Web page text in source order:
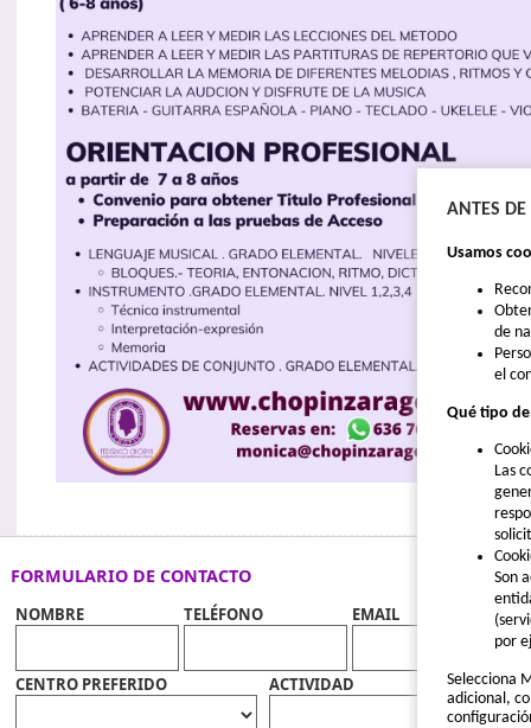
FORMULARIO DE CONTACTO
NOMBRE TELÉFONO EMAIL
CENTRO PREFERIDO ACTIVIDAD
ANTES
Usamos
de
el
Qué tipo
Las
Son
por
Selecciona
adicional,